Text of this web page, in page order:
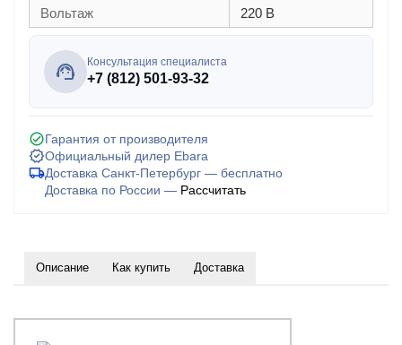
Вольтаж 220 В
Консультация специалиста
+7 (812) 501-93-32
Гарантия от производителя
Официальный дилер Ebara
Доставка Санкт-Петербург — бесплатно
Доставка по России — Рассчитать
Описание Как купить Доставка